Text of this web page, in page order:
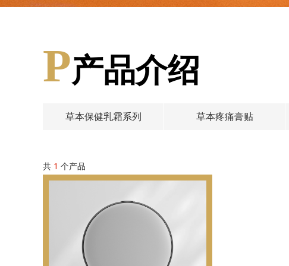
P产品介绍
草本保健乳霜系列 草本疼痛膏贴
共 1 个产品